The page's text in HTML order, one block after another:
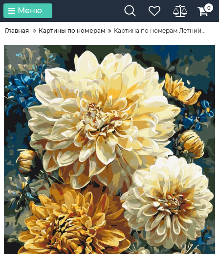
Меню 0
Главная Картины по номерам Картина по номерам Летний...